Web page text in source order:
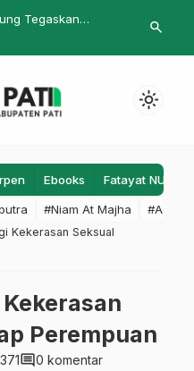
di MAN 1 Pati, MTQ
search
light_mode
Ebooks Fatayat NU
#Niam At Majha #Admin
Kekerasan Seksual
Perempuan
371comment0 komentar